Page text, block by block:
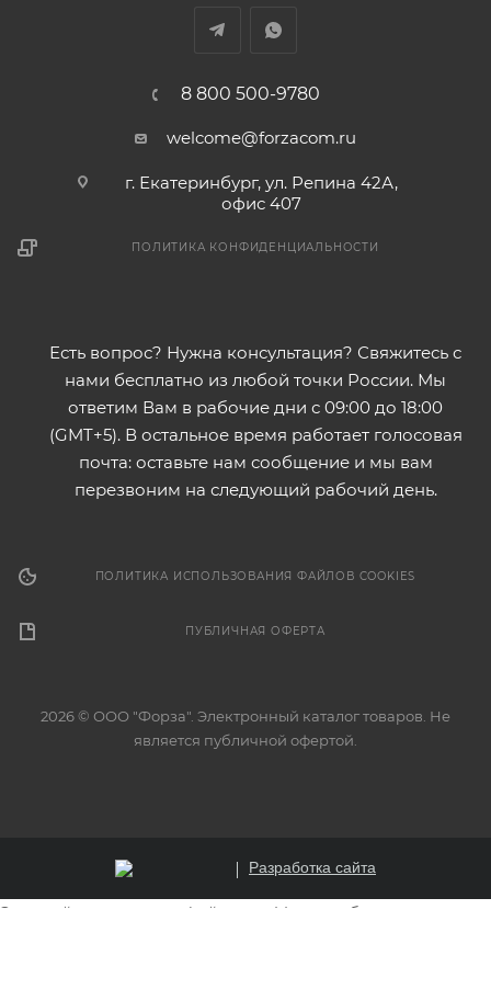
8 800 500-9780
welcome@forzacom.ru
г. Екатеринбург, ул. Репина 42А,
офис 407
ПОЛИТИКА КОНФИДЕНЦИАЛЬНОСТИ
Есть вопрос? Нужна консультация? Свяжитесь с
нами бесплатно из любой точки России. Мы
ответим Вам в рабочие дни с 09:00 до 18:00
(GMT+5). В остальное время работает голосовая
почта: оставьте нам сообщение и мы вам
перезвоним на следующий рабочий день.
ПОЛИТИКА ИСПОЛЬЗОВАНИЯ ФАЙЛОВ COOKIES
ПУБЛИЧНАЯ ОФЕРТА
2026 © ООО "Форза". Электронный каталог товаров. Не
является публичной офертой.
Разработка сайта
Этот сайт использует файлы cookie для обеспечения